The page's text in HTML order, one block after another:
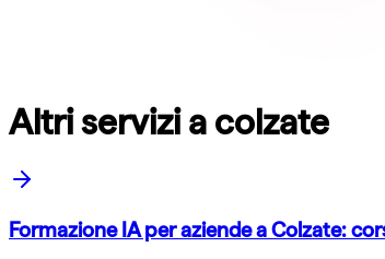
Altri servizi a colzate
Formazione IA per aziende a Colzate: